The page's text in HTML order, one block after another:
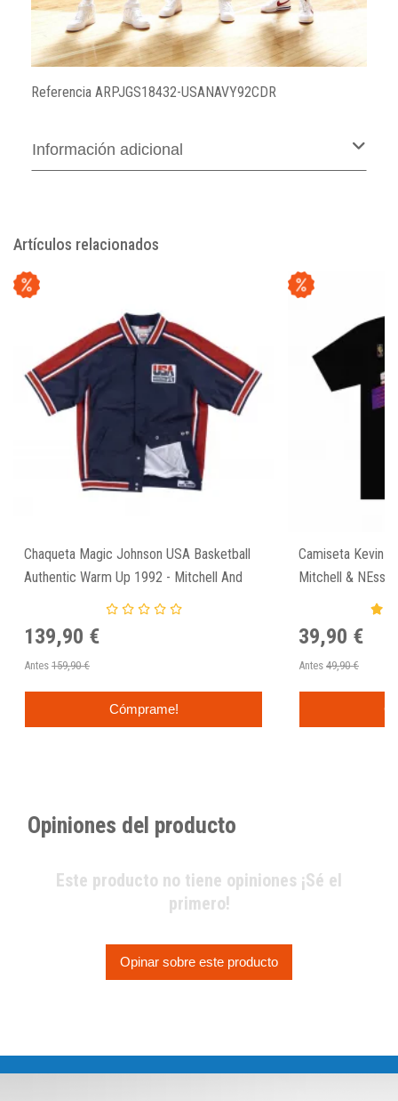
Referencia ARPJGS18432-USANAVY92CDR
Información adicional
Artículos relacionados
Chaqueta Magic Johnson USA Basketball
Authentic Warm Up 1992 - Mitchell And
139,90 €
Antes 159,90 €
Cómprame!
Camiseta Kevin
Mitchell & NEss
39,90 €
Antes 49,90 €
Opiniones del producto
Este producto no tiene opiniones ¡Sé el
primero!
Opinar sobre este producto